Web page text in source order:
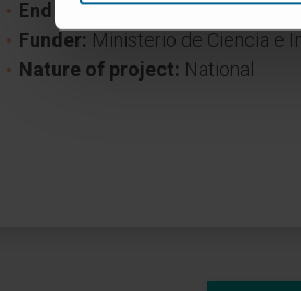
End date:August 31, 2024
Funder: Ministerio de Ciencia e
Nature of project: National